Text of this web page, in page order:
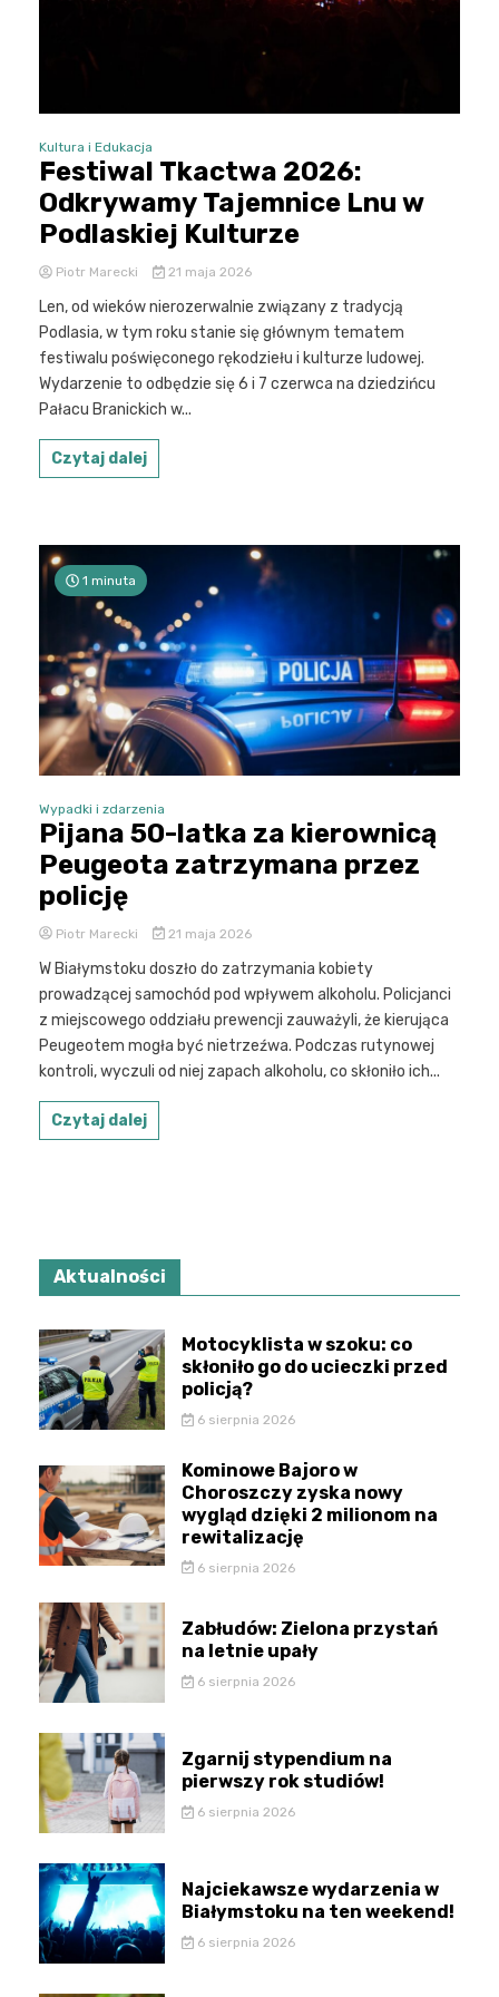
Kultura i Edukacja
Festiwal Tkactwa 2026:
Odkrywamy Tajemnice Lnu w
Podlaskiej Kulturze
Piotr Marecki 21 maja 2026
Len, od wieków nierozerwalnie związany z tradycją
Podlasia, w tym roku stanie się głównym tematem
festiwalu poświęconego rękodziełu i kulturze ludowej.
Wydarzenie to odbędzie się 6 i 7 czerwca na dziedzińcu
Pałacu Branickich w...
Czytaj dalej
1 minuta
Wypadki i zdarzenia
Pijana 50-latka za kierownicą
Peugeota zatrzymana przez
policję
Piotr Marecki 21 maja 2026
W Białymstoku doszło do zatrzymania kobiety
prowadzącej samochód pod wpływem alkoholu. Policjanci
z miejscowego oddziału prewencji zauważyli, że kierująca
Peugeotem mogła być nietrzeźwa. Podczas rutynowej
kontroli, wyczuli od niej zapach alkoholu, co skłoniło ich...
Czytaj dalej
Aktualności
Motocyklista w szoku: co
skłoniło go do ucieczki przed
policją?
6 sierpnia 2026
Kominowe Bajoro w
Choroszczy zyska nowy
wygląd dzięki 2 milionom na
rewitalizację
6 sierpnia 2026
Zabłudów: Zielona przystań
na letnie upały
6 sierpnia 2026
Zgarnij stypendium na
pierwszy rok studiów!
6 sierpnia 2026
Najciekawsze wydarzenia w
Białymstoku na ten weekend!
6 sierpnia 2026